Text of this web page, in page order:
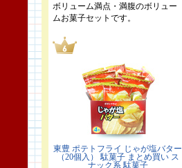
ボリューム満点・満腹のボリュー
ムお菓子セットです。
東豊 ポテトフライ じゃが塩バター
（20個入） 駄菓子 まとめ買い ス
ナック系 駄菓子